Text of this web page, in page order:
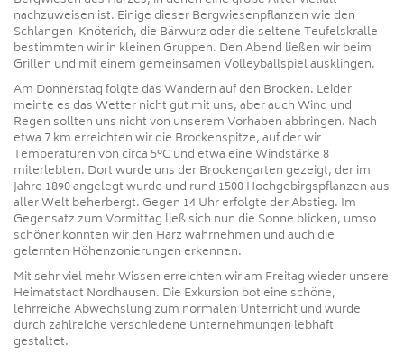
nachzuweisen ist. Einige dieser Bergwiesenpflanzen wie den
Schlangen-Knöterich, die Bärwurz oder die seltene Teufelskralle
bestimmten wir in kleinen Gruppen. Den Abend ließen wir beim
Grillen und mit einem gemeinsamen Volleyballspiel ausklingen.
Am Donnerstag folgte das Wandern auf den Brocken. Leider
meinte es das Wetter nicht gut mit uns, aber auch Wind und
Regen sollten uns nicht von unserem Vorhaben abbringen. Nach
etwa 7 km erreichten wir die Brockenspitze, auf der wir
Temperaturen von circa 5°C und etwa eine Windstärke 8
miterlebten. Dort wurde uns der Brockengarten gezeigt, der im
Jahre 1890 angelegt wurde und rund 1500 Hochgebirgspflanzen aus
aller Welt beherbergt. Gegen 14 Uhr erfolgte der Abstieg. Im
Gegensatz zum Vormittag ließ sich nun die Sonne blicken, umso
schöner konnten wir den Harz wahrnehmen und auch die
gelernten Höhenzonierungen erkennen.
Mit sehr viel mehr Wissen erreichten wir am Freitag wieder unsere
Heimatstadt Nordhausen. Die Exkursion bot eine schöne,
lehrreiche Abwechslung zum normalen Unterricht und wurde
durch zahlreiche verschiedene Unternehmungen lebhaft
gestaltet.